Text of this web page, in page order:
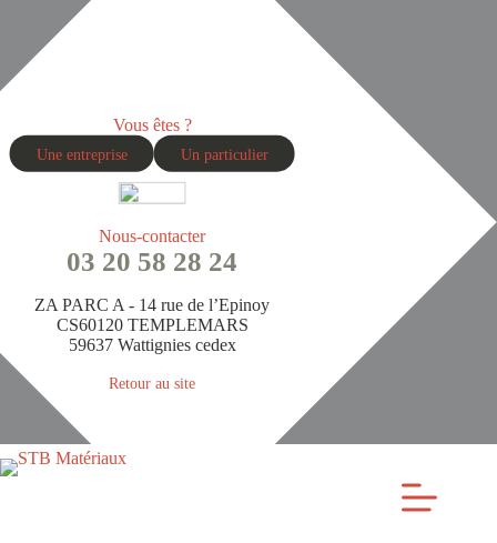
contenu
Vous êtes ?
Une entreprise Un particulier
Nous-contacter
03 20 58 28 24
ZA PARC A - 14 rue de l’Epinoy
CS60120 TEMPLEMARS
59637 Wattignies cedex
Retour au site